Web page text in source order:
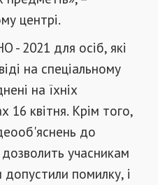
центрі.
- 2021 для осіб, які
на спеціальному
на їхніх
16 квітня. Крім того,
до
учасникам
помилку, і